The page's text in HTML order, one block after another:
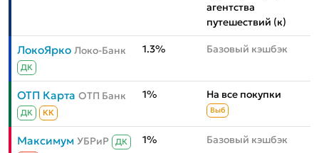
агентства
путешествий (к)
ЛокоЯрко Локо-Банк
ДК
1.3% Базовый кэшбэк
ОТП Карта ОТП Банк
ДК КК
1% На все покупки
Выб
Максимум УБРиР
ДК
1% Базовый кэшбэк